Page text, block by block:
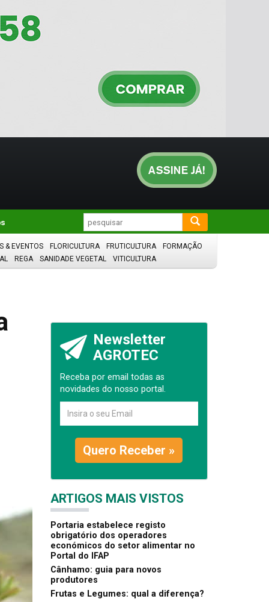
& EVENTOS FLORICULTURA FRUTICULTURA
FORMAÇÃO
REGA SANIDADE VEGETAL VITICULTURA
Newsletter
AGROTEC
Receba por email todas as
novidades do nosso portal.
Quero Receber »
ARTIGOS MAIS VISTOS
Portaria estabelece registo
obrigatório dos operadores
económicos do setor alimentar no
Portal do IFAP
Cânhamo: guia para novos
produtores
Frutas e Legumes: qual a diferença?